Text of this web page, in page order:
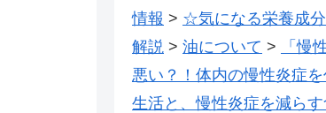
情報 > ☆気になる栄養成
解説 > 油について >
「慢
悪い？！体内の慢性炎症
生活と、慢性炎症を減ら